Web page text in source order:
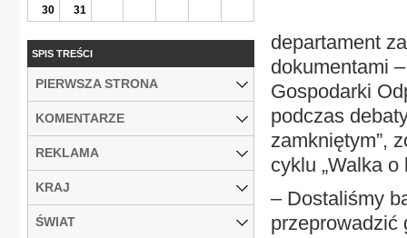
departament
dokumentami
Gospodarki
podczas
zamkniętym”,
cyklu „Walka o
– Dostaliśmy
przeprowadzić
30
31
SPIS TREŚCI
PIERWSZA STRONA
KOMENTARZE
REKLAMA
KRAJ
ŚWIAT